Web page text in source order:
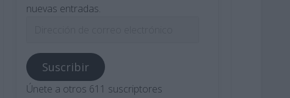
nuevas entradas.
correo
electrónico
Suscribir
Únete a otros 611 suscriptores